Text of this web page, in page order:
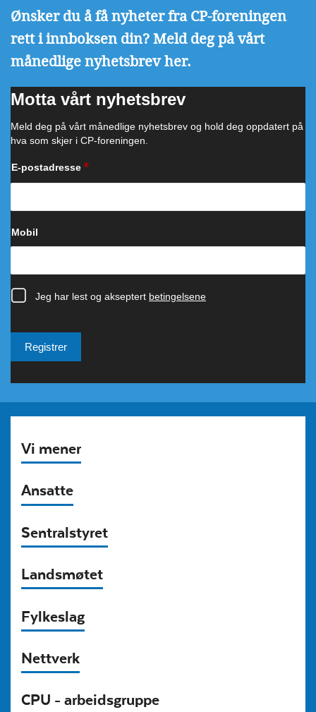
Ønsker du å få nyheter fra CP-foreningen
rett i innboksen din? Meld deg på vårt
månedlige nyhetsbrev her.
Vi mener
Ansatte
Sentralstyret
Landsmøtet
Fylkeslag
Nettverk
CPU - arbeidsgruppe